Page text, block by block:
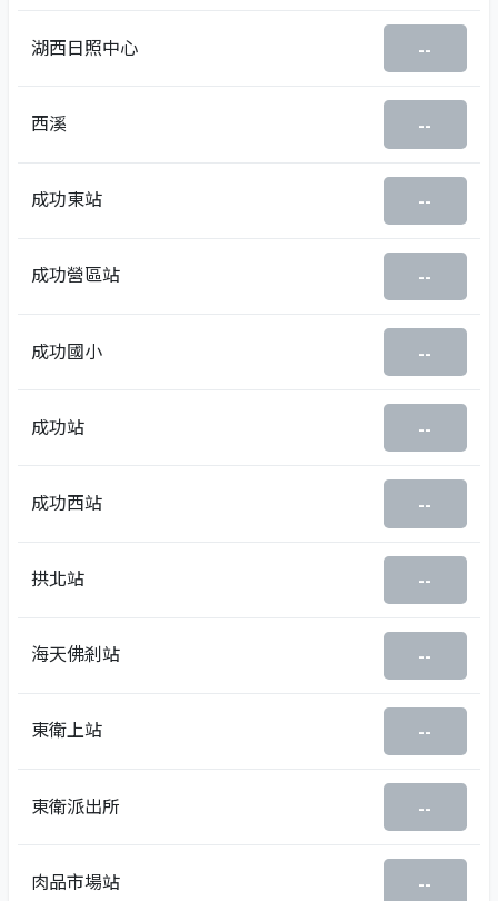
湖西日照中心 --
西溪 --
成功東站 --
成功營區站 --
成功國小 --
成功站 --
成功西站 --
拱北站 --
海天佛剎站 --
東衛上站 --
東衛派出所 --
肉品市場站 --